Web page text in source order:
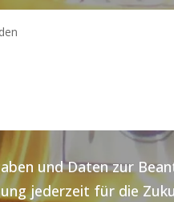
und Daten zur
jederzeit für die